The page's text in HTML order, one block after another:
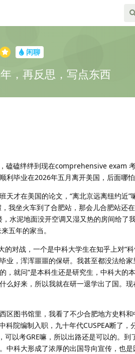
闲聊
，再反思，写点东西
磕磕绊绊到现在comprehensive exam
毕业在2026年五月离开美国，后面哪怕
才在美国的论文，“离北京远离纽约近”
我坐火车到了合肥站，那会儿合肥站还
水泥地面没开空调又湿又热的房间给了
五年的家当。
对战，一个是中科大学生在知乎上对“
，浑浑噩噩的保研。我甚至都没法给
就问“是本科生还是研究生，中科大的
么好来，所以我就在研一退学出了国。
图书馆里，我看了不少合肥地方史料
院编制入职，九十年代CUSPEA断了，
以考GRE嘛，所以出路还是可以的。到
科大形成了浓厚的出国导向宣传，也